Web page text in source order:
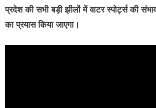
प्रदेश की सभी बड़ी झीलों में वाटर स्पोर्ट्स की
का प्रयास किया जाएगा।